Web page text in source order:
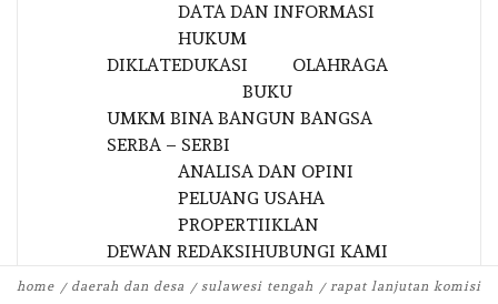
DATA DAN INFORMASI
HUKUM
DIKLATEDUKASI
BUKU
OLAHRAGA
UMKM BINA BANGUN BANGSA
SERBA – SERBI
ANALISA DAN OPINI
PELUANG USAHA
PROPERTIIKLAN
DEWAN REDAKSIHUBUNGI KAMI
home daerah dan desa sulawesi tengah rapat lanjutan komisi